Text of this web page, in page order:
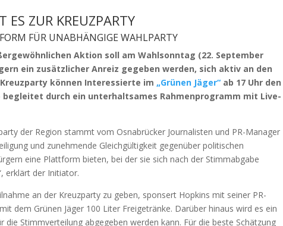
ZUR KREUZPARTY
FÜR UNABHÄNGIGE WAHLPARTY
Aktion soll am Wahlsonntag (22. September
ein zusätzlicher Anreiz gegeben werden, sich aktiv an den
können Interessierte im „Grünen Jäger“ ab 17 Uhr den
durch ein unterhaltsames Rahmenprogramm mit Live-
der Region stammt vom Osnabrücker Journalisten und PR-Manager
und zunehmende Gleichgültigkeit gegenüber politischen
eine Plattform bieten, bei der sie sich nach der Stimmabgabe
erklärt der Initiator.
an der Kreuzparty zu geben, sponsert Hopkins mit seiner PR-
dem Grünen Jäger 100 Liter Freigetränke. Darüber hinaus wird es ein
die Stimmverteilung abgegeben werden kann. Für die beste Schätzung